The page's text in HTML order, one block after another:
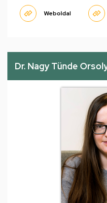
Weboldal
Dr. Nagy Tünde